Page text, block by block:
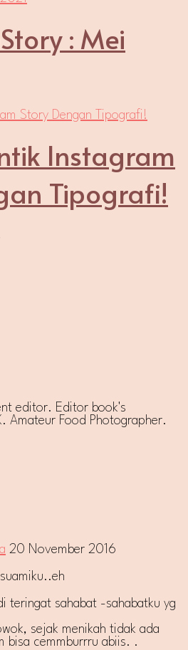
: Mei
Instagram
Tipografi!
editor. Editor book's
Amateur Food Photographer.
20 November 2016
teringat sahabat -sahabatku yg
sejak menikah tidak ada
bisa cemmburrru abiis. .